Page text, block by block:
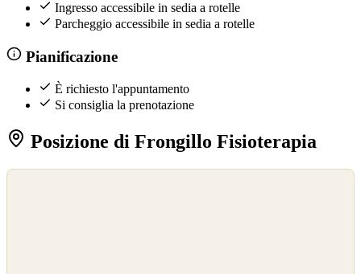
Ingresso accessibile in sedia a rotelle
Parcheggio accessibile in sedia a rotelle
Pianificazione
È richiesto l'appuntamento
Si consiglia la prenotazione
Posizione di Frongillo Fisioterapia